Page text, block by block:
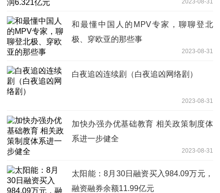
和最懂中国人的MPV专家，聊聊登北
极、穿欧亚的那些事
2023-08-31
白夜追凶连续剧（白夜追凶网络剧）
2023-08-31
加快办强办优基础教育 相关政策制度体
系进一步健全
2023-08-31
太阳能：8月30日融资买入984.09万元，
融资融券余额11.99亿元